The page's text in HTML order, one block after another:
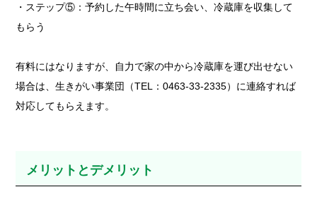
・ステップ⑤：予約した午時間に立ち会い、冷蔵庫を収集して
もらう
有料にはなりますが、自力で家の中から冷蔵庫を運び出せない
場合は、生きがい事業団（TEL：0463-33-2335）に連絡すれば
対応してもらえます。
メリットとデメリット